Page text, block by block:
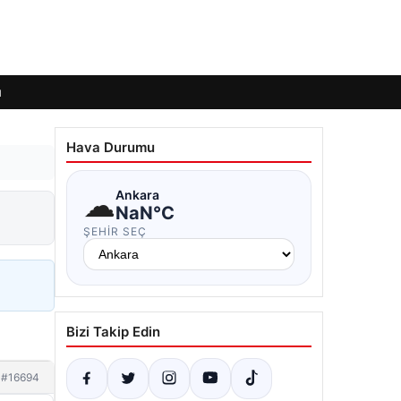
#16694
Hava Durumu
☁Ankara
NaN°C
ŞEHIR SEÇ
Bizi Takip Edin